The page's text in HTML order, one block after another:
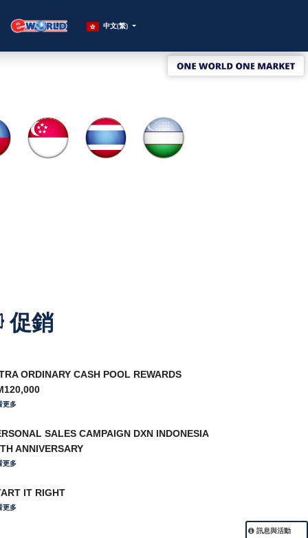
中文(繁)
訊息與活動
促銷
ANNIVERSARY